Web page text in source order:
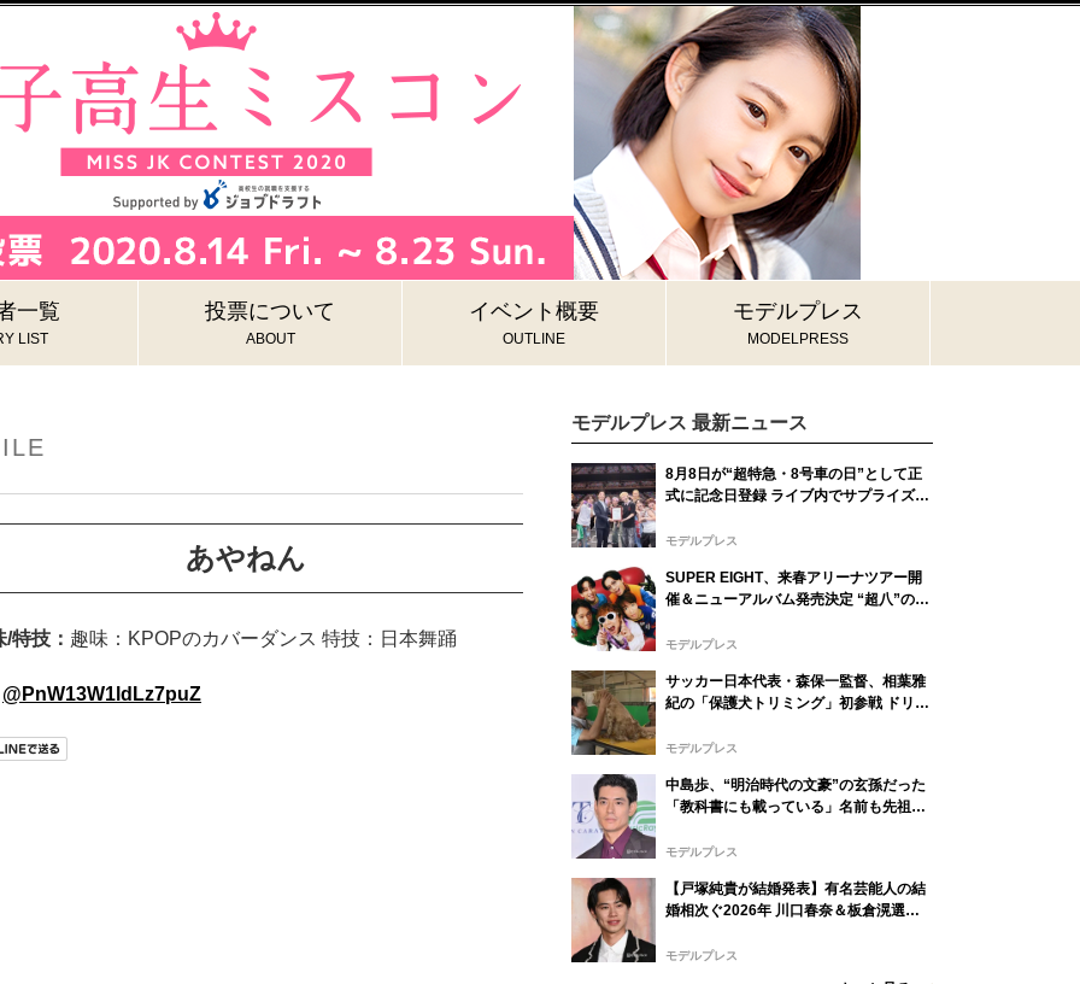
一覧
LIST
投票について
ABOUT
イベント概要
OUTLINE
モデルプレス
MODELPRESS
あやねん
/特技： 趣味：KPOPのカバーダンス 特技：日本舞踊
@PnW13W1ldLz7puZ
モデルプレス 最新ニュース
8月8日が“超特急・8号車の日”として正
式に記念日登録 ライブ内でサプライズ発
モデルプレス
SUPER EIGHT、来春アリーナツアー開
催＆ニューアルバム発売決定 “超八”の日
モデルプレス
サッカー日本代表・森保一監督、相葉雅
紀の「保護犬トリミング」初参戦 ドリー
49】
モデルプレス
中島歩、“明治時代の文豪”の玄孫だった
「教科書にも載っている」名前も先祖に
モデルプレス
【戸塚純貴が結婚発表】有名芸能人の結
婚相次ぐ2026年 川口春奈＆板倉滉選
中島裕翔ほか
モデルプレス